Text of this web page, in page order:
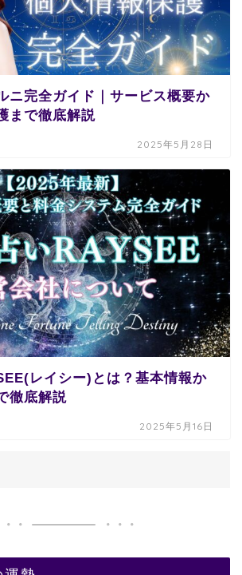
ニ完全ガイド｜サービス概要か
まで徹底解説
2025年5月28日
レイシー)とは？基本情報か
徹底解説
2025年5月16日